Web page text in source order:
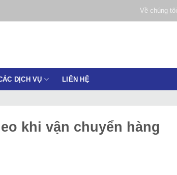
Về chúng tôi
DỊCH VỤ LIÊN HỆ
khi vận chuyển hàng